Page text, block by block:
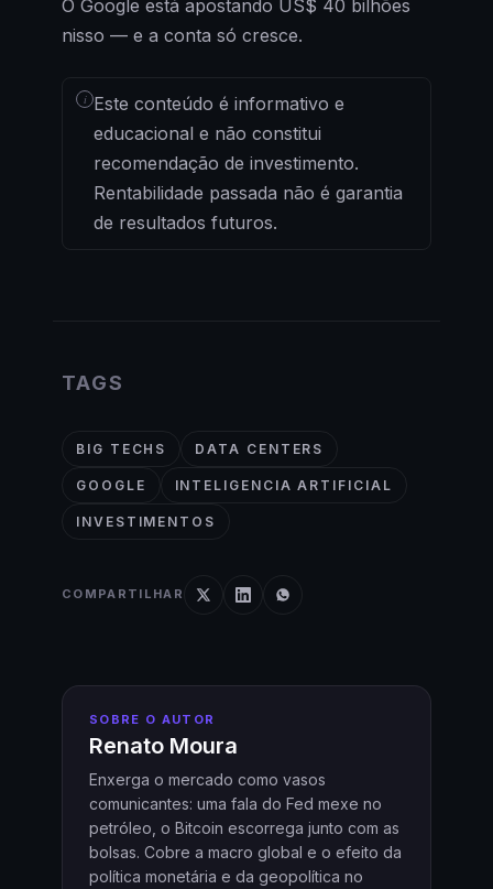
O Google está apostando US$ 40 bilhões
nisso — e a conta só cresce.
i Este conteúdo é informativo e
educacional e não constitui
recomendação de investimento.
Rentabilidade passada não é garantia
de resultados futuros.
TAGS
BIG TECHS DATA CENTERS
GOOGLE INTELIGENCIA ARTIFICIAL
INVESTIMENTOS
COMPARTILHAR
SOBRE O AUTOR
Renato Moura
Enxerga o mercado como vasos
comunicantes: uma fala do Fed mexe no
petróleo, o Bitcoin escorrega junto com as
bolsas. Cobre a macro global e o efeito da
política monetária e da geopolítica no